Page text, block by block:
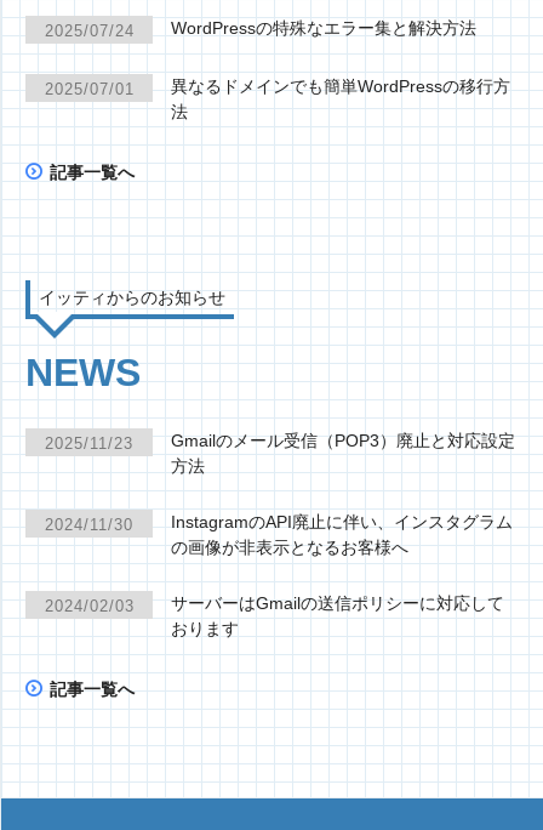
2025/07/24 WordPressの特殊なエラー集と解決方法
2025/07/01
異なるドメインでも簡単WordPressの移行方
法
記事一覧へ
イッティからのお知らせ
NEWS
2025/11/23
Gmailのメール受信（POP3）廃止と対応設定
方法
2024/11/30
InstagramのAPI廃止に伴い、インスタグラム
の画像が非表示となるお客様へ
2024/02/03
サーバーはGmailの送信ポリシーに対応して
おります
記事一覧へ